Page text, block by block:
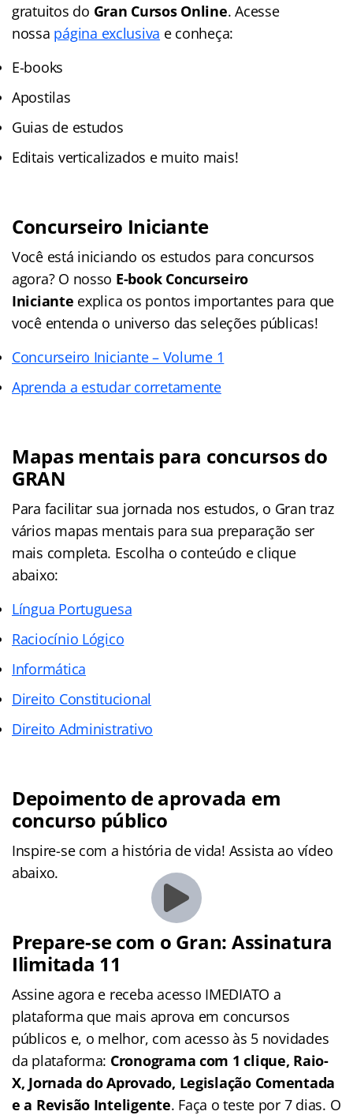
gratuitos do Gran Cursos Online. Acesse
nossa página exclusiva e conheça:
E-books
Apostilas
Guias de estudos
Editais verticalizados e muito mais!
Concurseiro Iniciante
Você está iniciando os estudos para concursos
agora? O nosso E-book Concurseiro
Iniciante explica os pontos importantes para que
você entenda o universo das seleções públicas!
Concurseiro Iniciante – Volume 1
Aprenda a estudar corretamente
Mapas mentais para concursos do
GRAN
Para facilitar sua jornada nos estudos, o Gran traz
vários mapas mentais para sua preparação ser
mais completa. Escolha o conteúdo e clique
abaixo:
Língua Portuguesa
Raciocínio Lógico
Informática
Direito Constitucional
Direito Administrativo
Depoimento de aprovada em
concurso público
Inspire-se com a história de vida! Assista ao vídeo
abaixo.
Prepare-se com o Gran: Assinatura
Ilimitada 11
Assine agora e receba acesso IMEDIATO a
plataforma que mais aprova em concursos
públicos e, o melhor, com acesso às 5 novidades
da plataforma: Cronograma com 1 clique, Raio-
X, Jornada do Aprovado, Legislação Comentada
e a Revisão Inteligente. Faça o teste por 7 dias. O